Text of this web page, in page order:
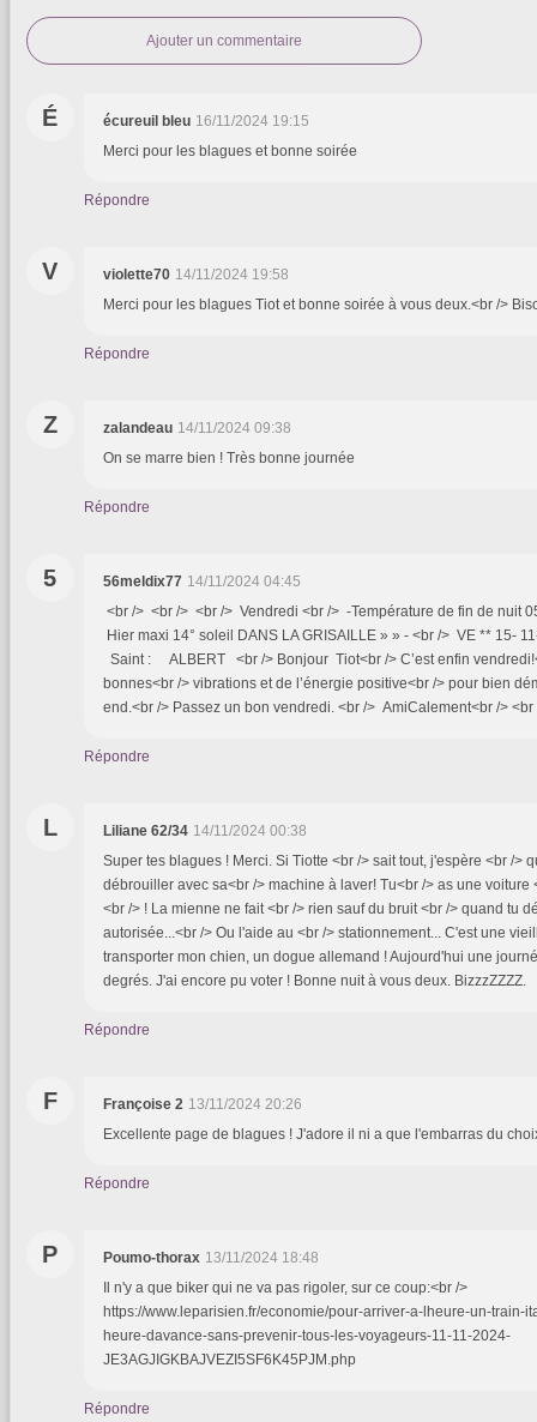
Ajouter un commentaire
É écureuil bleu 16/11/2024 19:15
Merci pour les blagues et bonne soirée
Répondre
V violette70 14/11/2024 19:58
Merci pour les blagues Tiot et bonne soirée à vous deux.<br />
Répondre
Z zalandeau 14/11/2024 09:38
On se marre bien ! Très bonne journée
Répondre
5 56meldix77 14/11/2024 04:45
<br /> <br /> <br /> Vendredi <br /> -Température de fin de nuit
Hier maxi 14° soleil DANS LA GRISAILLE » » - <br /> VE ** 15-
Saint : ALBERT <br /> Bonjour Tiot<br /> C’est enfin
bonnes<br /> vibrations et de l’énergie positive<br /> pour bien
end.<br /> Passez un bon vendredi. <br /> AmiCalement<br />
Répondre
L Liliane 62/34 14/11/2024 00:38
Super tes blagues ! Merci. Si Tiotte <br /> sait tout, j'espère <br />
débrouiller avec sa<br /> machine à laver! Tu<br /> as une
<br /> ! La mienne ne fait <br /> rien sauf du bruit <br /> quand tu
autorisée...<br /> Ou l'aide au <br /> stationnement... C'est une
transporter mon chien, un dogue allemand ! Aujourd'hui une
degrés. J'ai encore pu voter ! Bonne nuit à vous deux. BizzzZZZZ.
Répondre
F Françoise 2 13/11/2024 20:26
Excellente page de blagues ! J'adore il ni a que l'embarras du
Répondre
P Poumo-thorax 13/11/2024 18:48
Il n'y a que biker qui ne va pas rigoler, sur ce coup:<br />
https://www.leparisien.fr/economie/pour-arriver-a-lheure-un-train-
heure-davance-sans-prevenir-tous-les-voyageurs-11-11-2024-
JE3AGJIGKBAJVEZI5SF6K45PJM.php
Répondre